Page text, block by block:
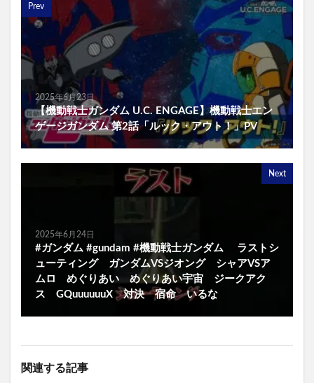
Prev
2025年6月23日
【機動戦士ガンダム U.C. ENGAGE】機動戦士エン
ゲージガンダム 第2話「ルック・アウト！」PV
Next
2025年6月24日
#ガンダム #gundam #機動戦士ガンダム ラストシ
ューティング ガンダムVSジオング シャアVSア
ムロ めぐりあい めぐりあい宇宙 ジークアク
ス GQuuuuuuX 対決 宿命 いるな
関連する記事